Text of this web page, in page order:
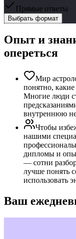
Прямые ответы
Выбрать формат
Опыт и
опереться
Мир
понятно,
Многие люди
внутреннюю
Чтобы
нашими
дипломы и
— сотни
лучше понять
использовать
Ваш